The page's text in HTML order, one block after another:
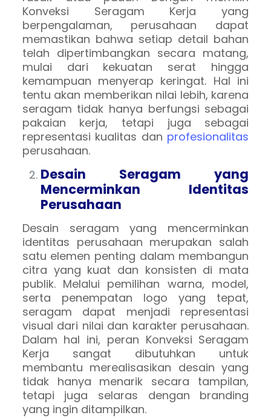
Konveksi Seragam Kerja yang
berpengalaman, perusahaan dapat
memastikan bahwa setiap detail bahan
telah dipertimbangkan secara matang,
mulai dari kekuatan serat hingga
kemampuan menyerap keringat. Hal ini
tentu akan memberikan nilai lebih, karena
seragam tidak hanya berfungsi sebagai
pakaian kerja, tetapi juga sebagai
representasi kualitas dan profesionalitas
perusahaan.
Desain Seragam yang
Mencerminkan Identitas
Perusahaan
Desain seragam yang mencerminkan
identitas perusahaan merupakan salah
satu elemen penting dalam membangun
citra yang kuat dan konsisten di mata
publik. Melalui pemilihan warna, model,
serta penempatan logo yang tepat,
seragam dapat menjadi representasi
visual dari nilai dan karakter perusahaan.
Dalam hal ini, peran Konveksi Seragam
Kerja sangat dibutuhkan untuk
membantu merealisasikan desain yang
tidak hanya menarik secara tampilan,
tetapi juga selaras dengan branding
yang ingin ditampilkan.